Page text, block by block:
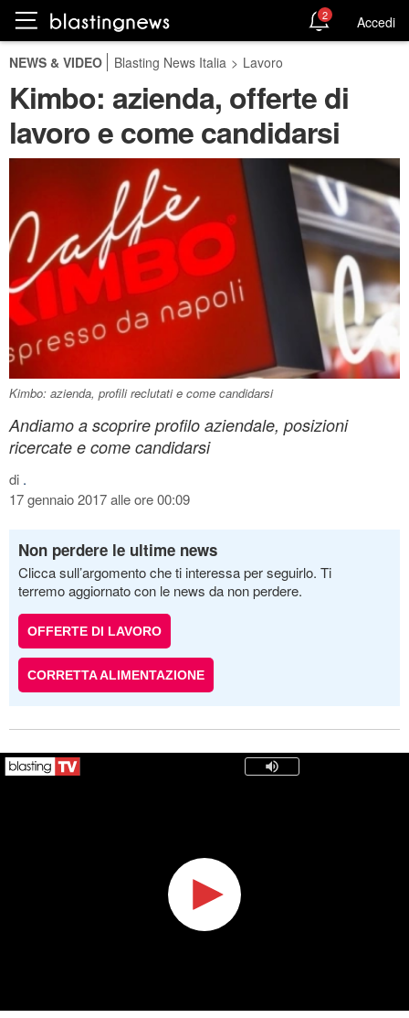
2 Accedi
NEWS & VIDEO Blasting News Italia > Lavoro
Kimbo: azienda, offerte di
lavoro e come candidarsi
Kimbo: azienda, profili reclutati e come candidarsi
Andiamo a scoprire profilo aziendale, posizioni
ricercate e come candidarsi
di .
17 gennaio 2017 alle ore 00:09
Non perdere le ultime news
Clicca sull’argomento che ti interessa per seguirlo. Ti
terremo aggiornato con le news da non perdere.
OFFERTE DI LAVORO
CORRETTA ALIMENTAZIONE